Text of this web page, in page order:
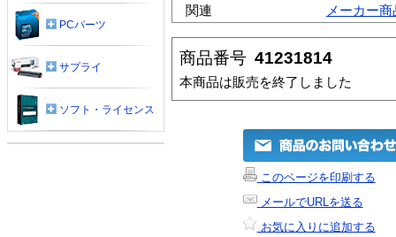
関連
メーカー
商品番号 41231814
本商品は販売を終了しました
このページを印刷する
メールでURLを送る
お気に入りに追加する
PCパーツ
サプライ
ソフト・ライセンス